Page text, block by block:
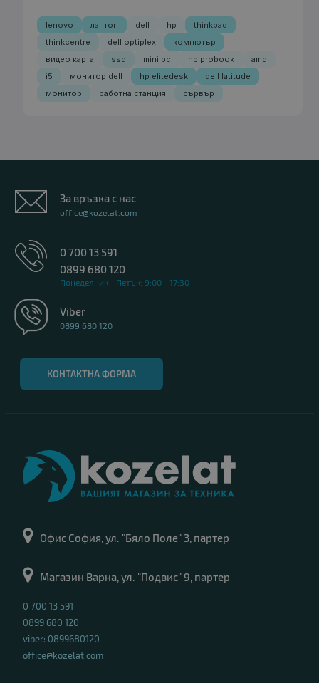
lenovo лаптоп dell hp
thinkpad
thinkcentre
dell optiplex
компютър
видео карта
ssd mini pc hp probook
amd
i5
монитор dell hp elitedesk
dell latitude
монитор
работна станция сървър
За връзка с нас
office@kozelat.com
0 700 13 591
0899 680 120
Понеделник - Петък: 9:00 - 17:30
Viber
0899 680 120
КОНТАКТНА ФОРМА
Офис София, ул. "Бяло Поле" 3, партер
Магазин Варна, ул. "Подвис" 9, партер
0 700 13 591
0899 680 120
viber: 0899680120
office@kozelat.com